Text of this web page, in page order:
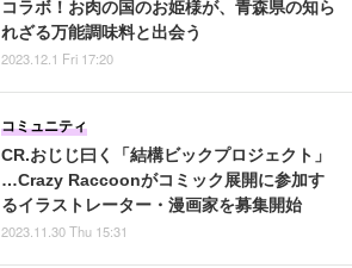
コラボ！お肉の国のお姫様が、青森県の知ら
れざる万能調味料と出会う
2023.12.1 Fri 17:20
CR.おじじ曰く「結構ビックプロジェクト」
…Crazy Raccoonがコミック展開に参加す
るイラストレーター・漫画家を募集開始
コミュニティ
2023.11.30 Thu 15:31